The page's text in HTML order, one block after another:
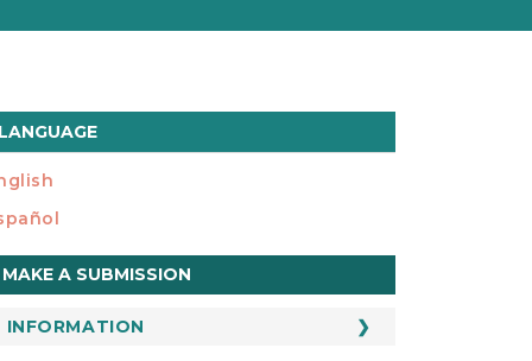
LANGUAGE
MAKE A SUBMISSION
INFORMATION